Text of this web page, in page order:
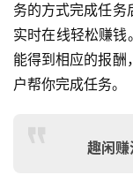
务的方式完成任务
实时在线轻松赚
能得到相应的报酬
户帮你完成任务。
趣闲赚